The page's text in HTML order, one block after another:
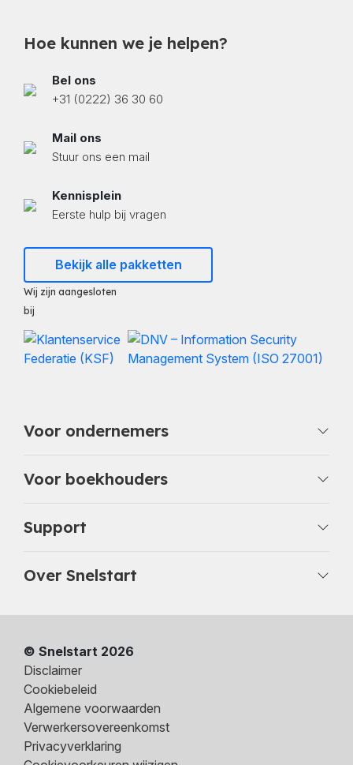
Hoe kunnen we je helpen?
Bel ons
+31 (0222) 36 30 60
Mail ons
Stuur ons een mail
Kennisplein
Eerste hulp bij vragen
Bekijk alle pakketten
Wij zijn aangesloten
bij
Voor ondernemers
Voor boekhouders
Support
Over Snelstart
© Snelstart 2026
Disclaimer
Cookiebeleid
Algemene voorwaarden
Verwerkersovereenkomst
Privacyverklaring